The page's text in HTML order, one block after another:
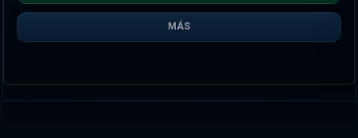
MÁS